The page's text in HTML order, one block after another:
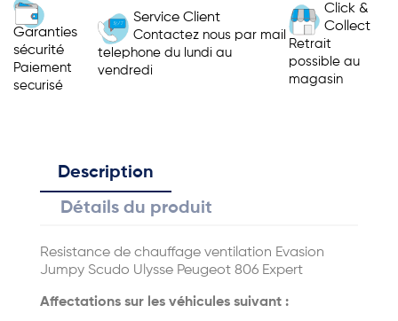
Garanties
sécurité
Paiement
securisé
Service Client
Contactez nous par mail
telephone du lundi au
vendredi
Click &
Collect
Retrait
possible au
magasin
Description
Détails du produit
Resistance de chauffage ventilation Evasion
Jumpy Scudo Ulysse Peugeot 806 Expert
Affectations sur les véhicules suivant :